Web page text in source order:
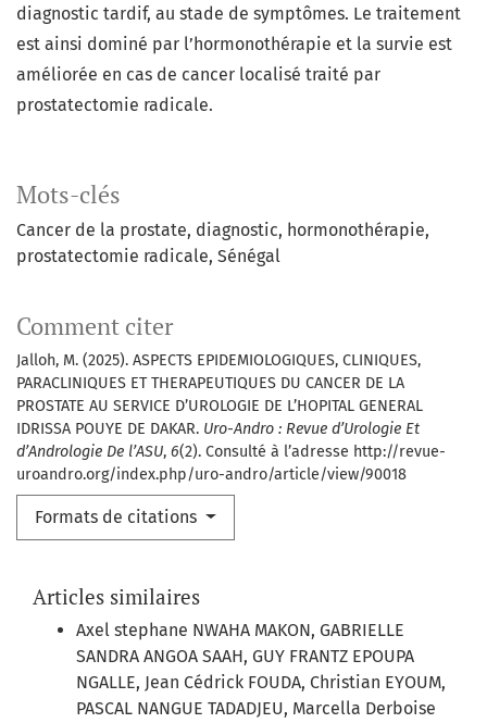
Mots-clés
Cancer de la prostate, diagnostic, hormonothérapie,
prostatectomie radicale, Sénégal
Comment citer
Jalloh, M. (2025). ASPECTS EPIDEMIOLOGIQUES, CLINIQUES,
PARACLINIQUES ET THERAPEUTIQUES DU CANCER DE LA
PROSTATE AU SERVICE D’UROLOGIE DE L’HOPITAL GENERAL
IDRISSA POUYE DE DAKAR. Uro-Andro : Revue d’Urologie Et
d’Andrologie De l’ASU, 6(2). Consulté à l’adresse http://revue-
uroandro.org/index.php/uro-andro/article/view/90018
Formats de citations
diagnostic tardif, au stade de symptômes. Le traitement
est ainsi dominé par l’hormonothérapie et la survie est
améliorée en cas de cancer localisé traité par
prostatectomie radicale.
Articles similaires
Axel stephane NWAHA MAKON, GABRIELLE
SANDRA ANGOA SAAH, GUY FRANTZ EPOUPA
NGALLE, Jean Cédrick FOUDA, Christian EYOUM,
PASCAL NANGUE TADADJEU, Marcella Derboise